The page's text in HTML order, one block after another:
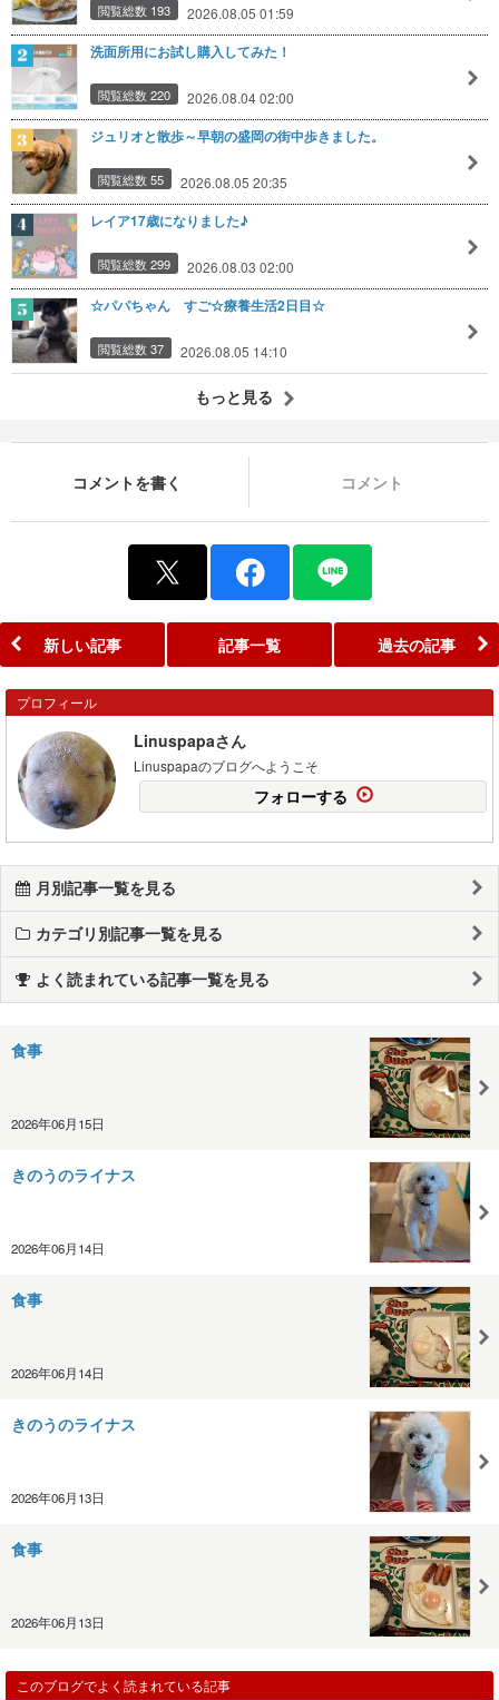
閲覧総数 193 2026.08.05 01:59
洗面所用にお試し購入してみた！
閲覧総数 220 2026.08.04 02:00
ジュリオと散歩～早朝の盛岡の街中歩きました。
閲覧総数 55 2026.08.05 20:35
レイア17歳になりました♪
閲覧総数 299 2026.08.03 02:00
☆パパちゃん すご☆療養生活2日目☆
閲覧総数 37 2026.08.05 14:10
もっと見る
コメントを書く コメント
新しい記事 記事一覧 過去の記事
プロフィール
Linuspapaさん
Linuspapaのブログへようこそ
フォローする
月別記事一覧を見る
カテゴリ別記事一覧を見る
よく読まれている記事一覧を見る
食事
2026年06月15日
きのうのライナス
2026年06月14日
食事
2026年06月14日
きのうのライナス
2026年06月13日
食事
2026年06月13日
このブログでよく読まれている記事